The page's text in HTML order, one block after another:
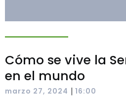
Cómo se vive la
en el mundo
marzo 27, 2024 | 16:00